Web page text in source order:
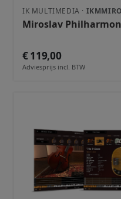
IK MULTIMEDIA ·
Miroslav
€ 119,00
Adviesprijs incl. BTW